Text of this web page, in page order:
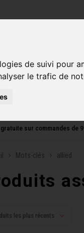
de suivi pour
le trafic de
Homme
sur commandes de
Mots-clés allied
les plus récents